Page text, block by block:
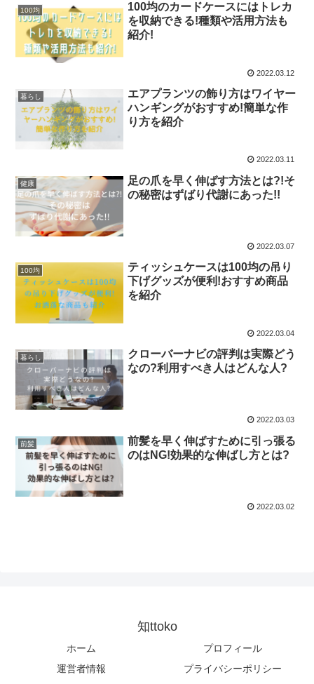
100均
100均のカードケースにはトレカ
を収納できる!種類や活用方法も
紹介!
2022.03.12
暮らし
エアプランツの飾り方はワイヤー
ハンギングがおすすめ!簡単な作
り方を紹介
2022.03.11
健康
足の爪を早く伸ばす方法とは?!そ
の秘密はずばり代謝にあった!!
2022.03.07
100均
ティッシュケースは100均の吊り
下げグッズが便利!おすすめ商品
を紹介
2022.03.04
暮らし
クローバーナビの評判は実際どう
なの?利用すべき人はどんな人?
2022.03.03
前髪
前髪を早く伸ばすために引っ張る
のはNG!効果的な伸ばし方とは?
2022.03.02
知ttoko
ホーム
プロフィール
運営者情報
プライバシーポリシー